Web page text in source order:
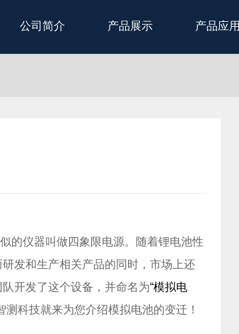
公司简介 产品展示 产品应用
的仪器叫做四象限电源。随着锂电池性
发和生产相关产品的同时，市场上还
开发了这个设备，并命名为“模拟电
科技就来为您介绍模拟电池的变迁！